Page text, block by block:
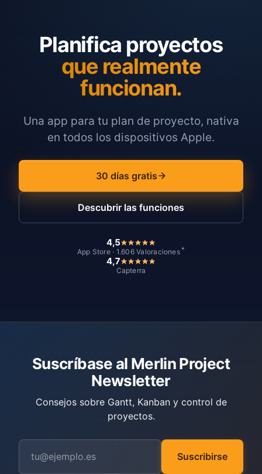
Planifica proyectos
que realmente
funcionan.
Una app para tu plan de proyecto, nativa
en todos los dispositivos Apple.
30 días gratis
Descubrir las funciones
4,5
App Store · 1.606 Valoraciones *
4,7
Capterra
Suscríbase al Merlin Project
Newsletter
Consejos sobre Gantt, Kanban y control de
proyectos.
Suscribirse